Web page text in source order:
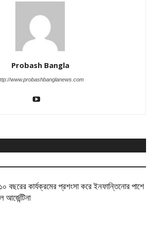
Probash Bangla
www.probashbanglanews.com
বছরের কার্যক্রমের প্রশংসা করে ইনফান্তিনোর পাশে
আর্জেন্টিনা